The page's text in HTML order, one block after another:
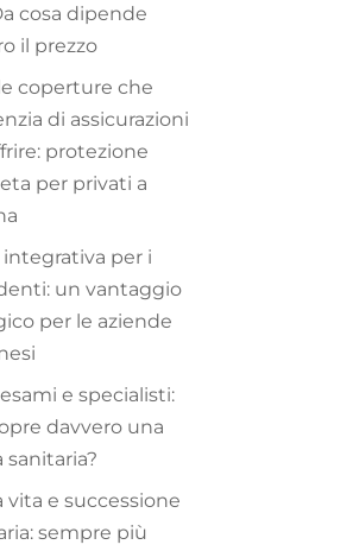
cosa dipende
il prezzo
coperture che
di assicurazioni
protezione
per privati a
integrativa per i
un vantaggio
per le aziende
e specialisti:
davvero una
sanitaria?
vita e successione
sempre più